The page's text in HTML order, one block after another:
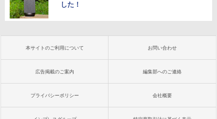
した！
本サイトのご利用について お問い合わせ
広告掲載のご案内 編集部へのご連絡
プライバシーポリシー 会社概要